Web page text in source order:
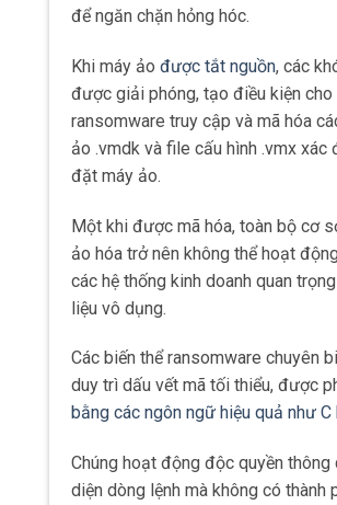
để ngăn chặn hỏng hóc.
Khi máy ảo được tắt nguồn, các
được giải phóng, tạo điều kiện cho
ransomware truy cập và mã hóa
ảo .vmdk và file cấu hình .vmx xác
đặt máy ảo.
Một khi được mã hóa, toàn bộ cơ
ảo hóa trở nên không thể hoạt
các hệ thống kinh doanh quan
liệu vô dụng.
Các biến thể ransomware chuyên
duy trì dấu vết mã tối thiểu, được
bằng các ngôn ngữ hiệu quả như C
Chúng hoạt động độc quyền thông
diện dòng lệnh mà không có thành